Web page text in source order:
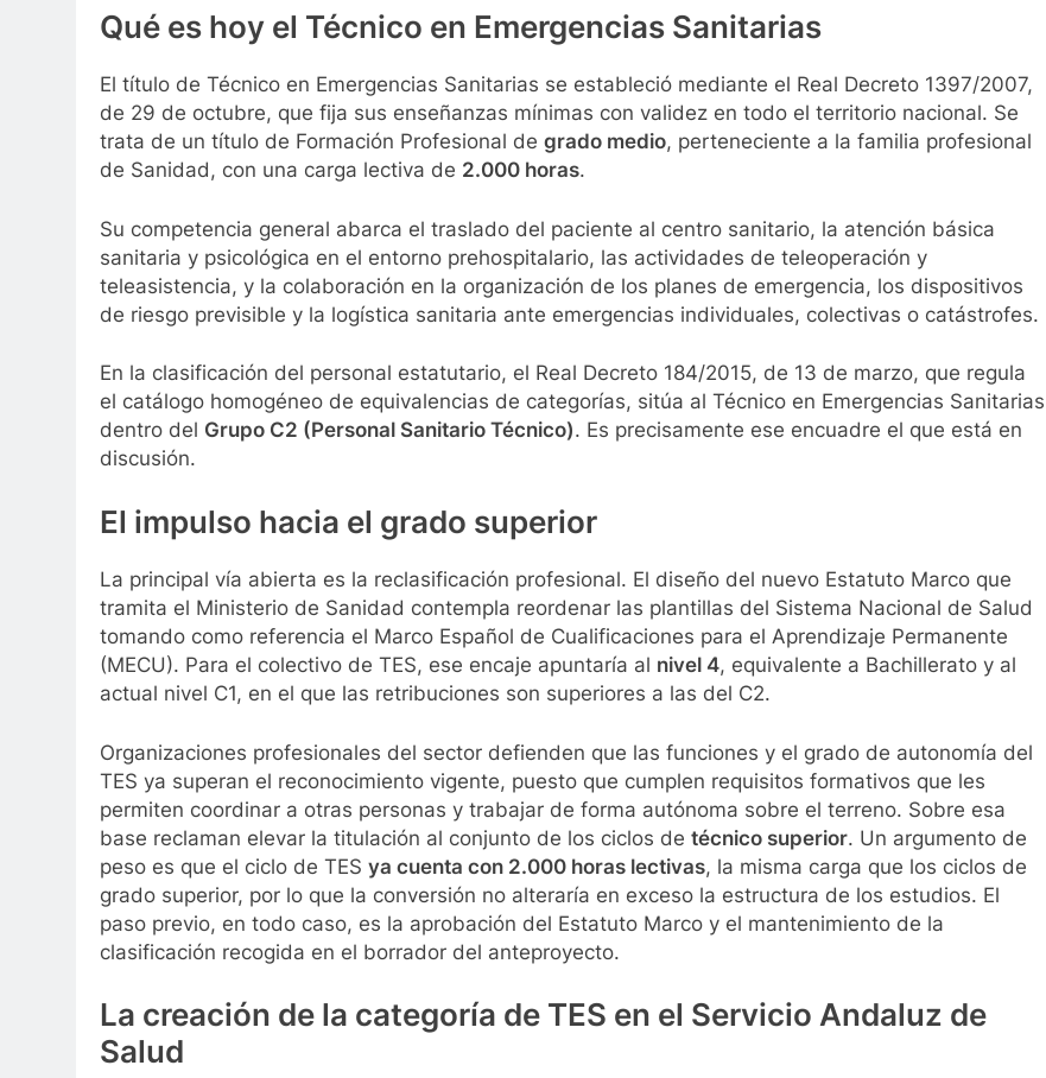
Qué es hoy el Técnico en Emergencias Sanitarias
El título de Técnico en Emergencias Sanitarias se estableció mediante el Real Decreto 1397/2007,
de 29 de octubre, que fija sus enseñanzas mínimas con validez en todo el territorio nacional. Se
trata de un título de Formación Profesional de grado medio, perteneciente a la familia profesional
de Sanidad, con una carga lectiva de 2.000 horas.
Su competencia general abarca el traslado del paciente al centro sanitario, la atención básica
sanitaria y psicológica en el entorno prehospitalario, las actividades de teleoperación y
teleasistencia, y la colaboración en la organización de los planes de emergencia, los dispositivos
de riesgo previsible y la logística sanitaria ante emergencias individuales, colectivas o catástrofes.
En la clasificación del personal estatutario, el Real Decreto 184/2015, de 13 de marzo, que regula
el catálogo homogéneo de equivalencias de categorías, sitúa al Técnico en Emergencias Sanitarias
dentro del Grupo C2 (Personal Sanitario Técnico). Es precisamente ese encuadre el que está en
discusión.
El impulso hacia el grado superior
La principal vía abierta es la reclasificación profesional. El diseño del nuevo Estatuto Marco que
tramita el Ministerio de Sanidad contempla reordenar las plantillas del Sistema Nacional de Salud
tomando como referencia el Marco Español de Cualificaciones para el Aprendizaje Permanente
(MECU). Para el colectivo de TES, ese encaje apuntaría al nivel 4, equivalente a Bachillerato y al
actual nivel C1, en el que las retribuciones son superiores a las del C2.
Organizaciones profesionales del sector defienden que las funciones y el grado de autonomía del
TES ya superan el reconocimiento vigente, puesto que cumplen requisitos formativos que les
permiten coordinar a otras personas y trabajar de forma autónoma sobre el terreno. Sobre esa
base reclaman elevar la titulación al conjunto de los ciclos de técnico superior. Un argumento de
peso es que el ciclo de TES ya cuenta con 2.000 horas lectivas, la misma carga que los ciclos de
grado superior, por lo que la conversión no alteraría en exceso la estructura de los estudios. El
paso previo, en todo caso, es la aprobación del Estatuto Marco y el mantenimiento de la
clasificación recogida en el borrador del anteproyecto.
La creación de la categoría de TES en el Servicio Andaluz de
Salud